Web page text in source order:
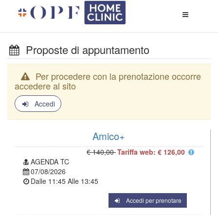
di
Proposte di appuntamento
Per procedere con la prenotazione occorre
accedere al sito
Accedi
Amico+
€ 140,00Tariffa web: € 126,00
AGENDA TC
07/08/2026
Dalle 11:45 Alle 13:45
Accedi per prenotare